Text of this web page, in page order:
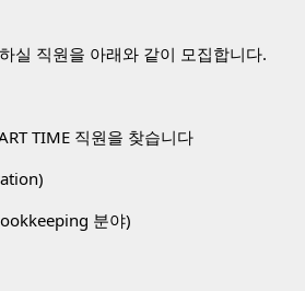
실 직원을 아래와 같이 모집합니다.
TIME 직원을 찾습니다
분야)